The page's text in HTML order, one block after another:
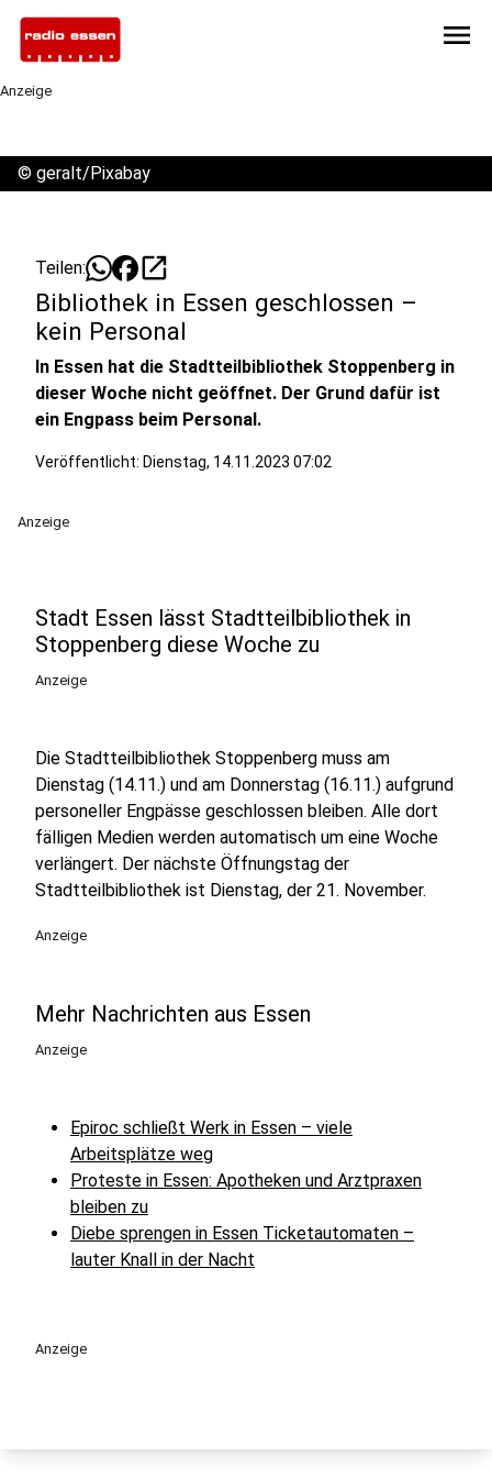
menu
Anzeige
© geralt/Pixabay
Teilen: open_in_new
Bibliothek in Essen geschlossen –
kein Personal
In Essen hat die Stadtteilbibliothek Stoppenberg in
dieser Woche nicht geöffnet. Der Grund dafür ist
ein Engpass beim Personal.
Veröffentlicht: Dienstag, 14.11.2023 07:02
Anzeige
Stadt Essen lässt Stadtteilbibliothek in
Stoppenberg diese Woche zu
Anzeige
Die Stadtteilbibliothek Stoppenberg muss am
Dienstag (14.11.) und am Donnerstag (16.11.) aufgrund
personeller Engpässe geschlossen bleiben. Alle dort
fälligen Medien werden automatisch um eine Woche
verlängert. Der nächste Öffnungstag der
Stadtteilbibliothek ist Dienstag, der 21. November.
Anzeige
Mehr Nachrichten aus Essen
Anzeige
Epiroc schließt Werk in Essen – viele
Arbeitsplätze weg
Proteste in Essen: Apotheken und Arztpraxen
bleiben zu
Diebe sprengen in Essen Ticketautomaten –
lauter Knall in der Nacht
Anzeige